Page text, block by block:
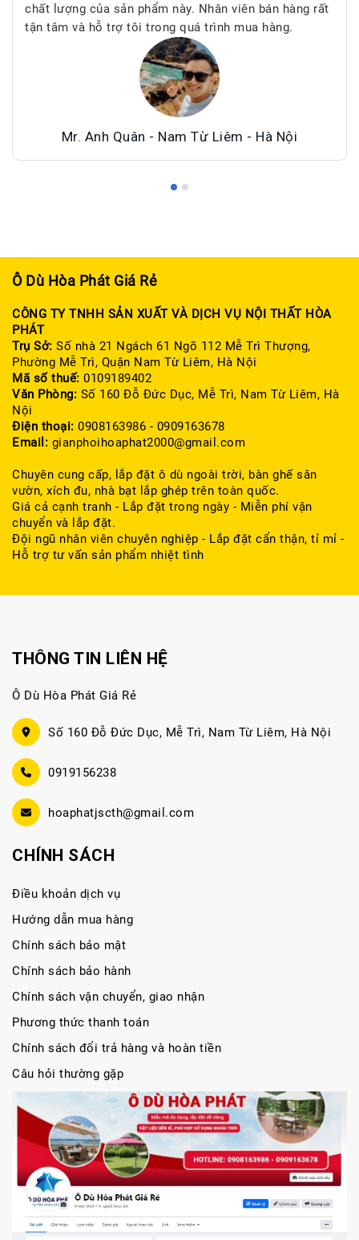
chất lượng của sản phẩm này. Nhân viên bán hàng rất
tận tâm và hỗ trợ tôi trong quá trình mua hàng.
Mr. Anh Quân - Nam Từ Liêm - Hà Nội
Ô Dù Hòa Phát Giá Rẻ
CÔNG TY TNHH SẢN XUẤT VÀ DỊCH VỤ NỘI THẤT HÒA
PHÁT
Trụ Sở: Số nhà 21 Ngách 61 Ngõ 112 Mễ Trì Thượng,
Phường Mễ Trì, Quận Nam Từ Liêm, Hà Nội
Mã số thuế: 0109189402
Văn Phòng: Số 160 Đỗ Đức Dục, Mễ Trì, Nam Từ Liêm, Hà
Nội
Điện thoại: 0908163986 - 0909163678
Email: gianphoihoaphat2000@gmail.com
Chuyên cung cấp, lắp đặt ô dù ngoài trời, bàn ghế sân
vườn, xích đu, nhà bạt lắp ghép trên toàn quốc.
Giá cả cạnh tranh - Lắp đặt trong ngày - Miễn phí vận
chuyển và lắp đặt.
Đội ngũ nhân viên chuyên nghiệp - Lắp đặt cẩn thận, tỉ mỉ -
Hỗ trợ tư vấn sản phẩm nhiệt tình
THÔNG TIN LIÊN HỆ
Ô Dù Hòa Phát Giá Rẻ
Số 160 Đỗ Đức Dục, Mễ Trì, Nam Từ Liêm, Hà Nội
0919156238
hoaphatjscth@gmail.com
CHÍNH SÁCH
Điều khoản dịch vụ
Hướng dẫn mua hàng
Chính sách bảo mật
Chính sách bảo hành
Chính sách vận chuyển, giao nhận
Phương thức thanh toán
Chính sách đổi trả hàng và hoàn tiền
Câu hỏi thường gặp